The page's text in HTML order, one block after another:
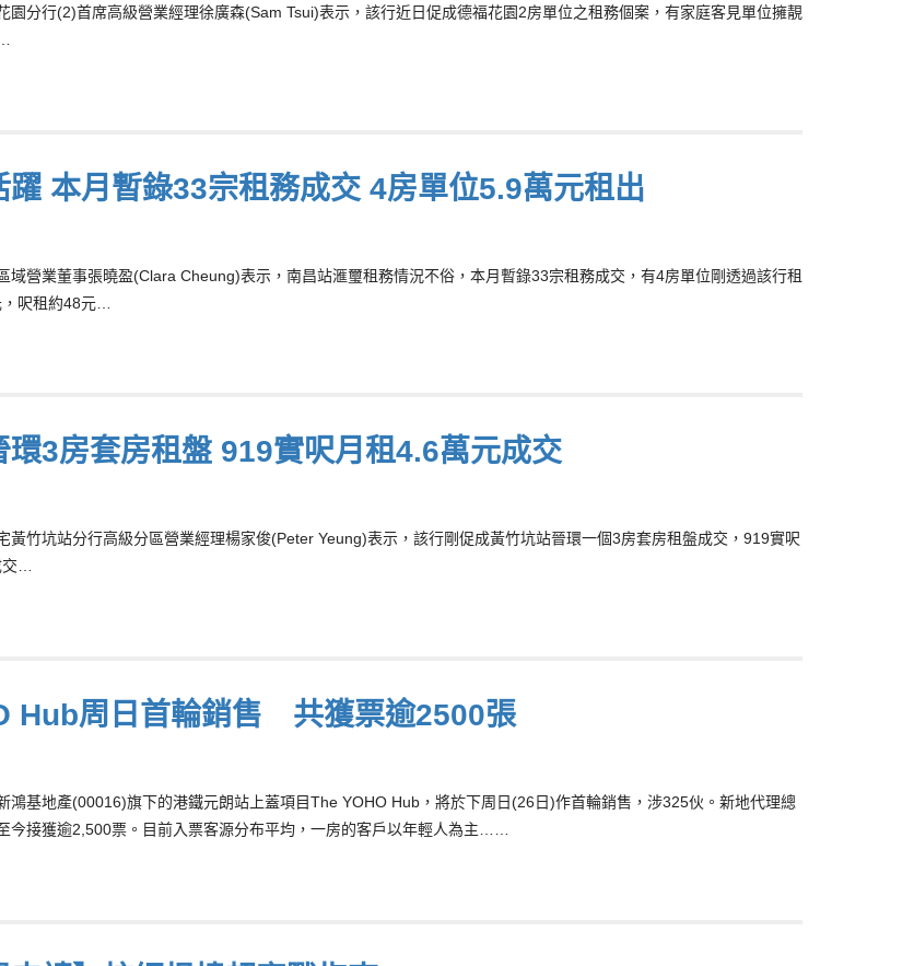
園分行(2)首席高級營業經理徐廣森(Sam Tsui)表示，該行近日促成德福花園2房單位之租務個案，有家庭客見單位擁靚
躍 本月暫錄33宗租務成交 4房單位5.9萬元租出
域營業董事張曉盈(Clara Cheung)表示，南昌站滙璽租務情況不俗，本月暫錄33宗租務成交，有4房單位剛透過該行租
呎租約48元…
環3房套房租盤 919實呎月租4.6萬元成交
黃竹坑站分行高級分區營業經理楊家俊(Peter Yeung)表示，該行剛促成黃竹坑站晉環一個3房套房租盤成交，919實呎
交…
Hub周日首輪銷售 共獲票逾2500張
鴻基地產(00016)旗下的港鐵元朗站上蓋項目The YOHO Hub，將於下周日(26日)作首輪銷售，涉325伙。新地代理總
今接獲逾2,500票。目前入票客源分布平均，一房的客戶以年輕人為主……